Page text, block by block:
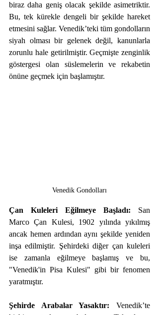
biraz daha geniş olacak şekilde asimetriktir.
Bu, tek kürekle dengeli bir şekilde hareket
etmesini sağlar. Venedik’teki tüm gondolların
siyah olması bir gelenek değil, kanunlarla
zorunlu hale getirilmiştir. Geçmişte zenginlik
göstergesi olan süslemelerin ve rekabetin
önüne geçmek için başlamıştır.
Venedik Gondolları
Çan Kuleleri Eğilmeye Başladı: San
Marco Çan Kulesi, 1902 yılında yıkılmış
ancak hemen ardından aynı şekilde yeniden
inşa edilmiştir. Şehirdeki diğer çan kuleleri
ise zamanla eğilmeye başlamış ve bu,
"Venedik'in Pisa Kulesi" gibi bir fenomen
yaratmıştır.
Şehirde Arabalar Yasaktır: Venedik’te